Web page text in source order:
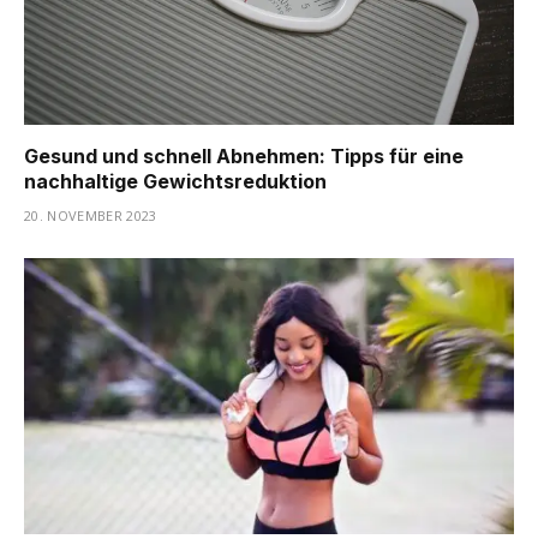
Gesund und schnell Abnehmen: Tipps für eine
nachhaltige Gewichtsreduktion
20. NOVEMBER 2023